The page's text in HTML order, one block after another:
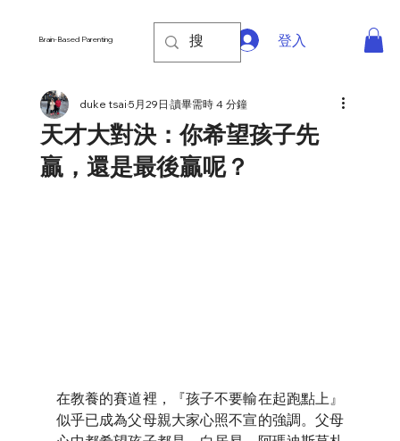
Brain-Based Parenting 登入
天才大對決：你希望孩子先
贏，還是最後贏呢？
duke tsai5月29日 讀畢需時 4 分鐘
在教養的賽道裡，『孩子不要輸在起跑點上』
似乎已成為父母親大家心照不宣的強調。父母